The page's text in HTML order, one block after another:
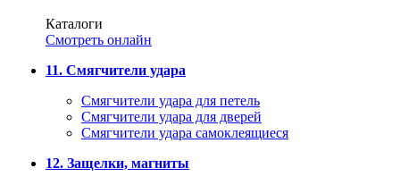
Каталоги
Смотреть онлайн
11. Смягчители удара
Смягчители удара для петель
Смягчители удара для дверей
Cмягчители удара самоклеящиеся
12. Защелки, магниты